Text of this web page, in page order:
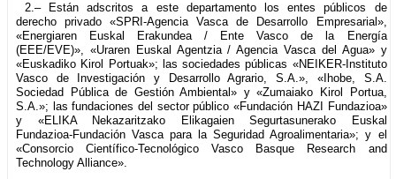
2.– Están adscritos a este departamento los entes públicos de
derecho privado «SPRI-Agencia Vasca de Desarrollo Empresarial»,
«Energiaren Euskal Erakundea / Ente Vasco de la Energía
(EEE/EVE)», «Uraren Euskal Agentzia / Agencia Vasca del Agua» y
«Euskadiko Kirol Portuak»; las sociedades públicas «NEIKER-Instituto
Vasco de Investigación y Desarrollo Agrario, S.A.», «Ihobe, S.A.
Sociedad Pública de Gestión Ambiental» y «Zumaiako Kirol Portua,
S.A.»; las fundaciones del sector público «Fundación HAZI Fundazioa»
y «ELIKA Nekazaritzako Elikagaien Segurtasunerako Euskal
Fundazioa-Fundación Vasca para la Seguridad Agroalimentaria»; y el
«Consorcio Científico-Tecnológico Vasco Basque Research and
Technology Alliance».